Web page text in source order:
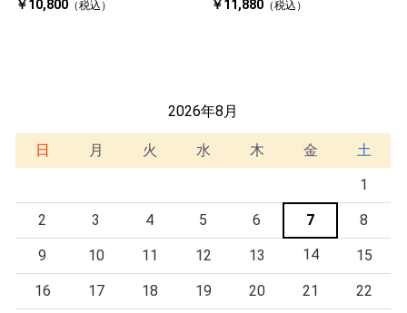
￥10,800 （税込）
￥11,880 （税込）
2026年8月
日 月 火 水 木 金
土
1
2 3 4 5 6 7 8
9 10 11 12 13 14 15
16 17 18 19 20 21 22